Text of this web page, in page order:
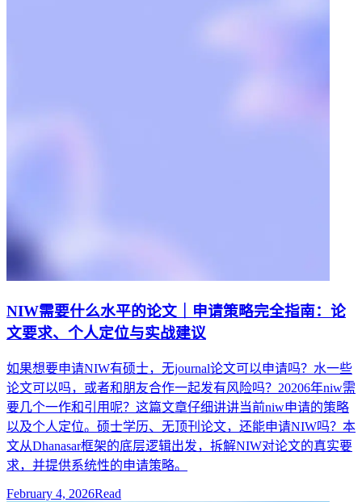
NIW需要什么水平的论文｜申请策略完全指南：论
文要求、个人定位与实战建议
如果想要申请NIW有硕士，无journal论文可以申请吗？水一些
论文可以吗，或者和朋友合作一起发有风险吗？20206年niw需
要几个一作和引用呢？这篇文章仔细讲讲当前niw申请的策略
以及个人定位。硕士学历、无顶刊论文，还能申请NIW吗？本
文从Dhanasar框架的底层逻辑出发，拆解NIW对论文的真实要
求，并提供系统性的申请策略。
February 4, 2026Read